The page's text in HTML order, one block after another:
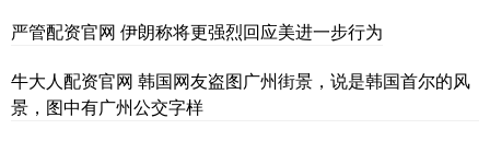
严管配资官网 伊朗称将更强烈回应美进一步行为
牛大人配资官网 韩国网友盗图广州街景，说是韩国首尔的风
景，图中有广州公交字样